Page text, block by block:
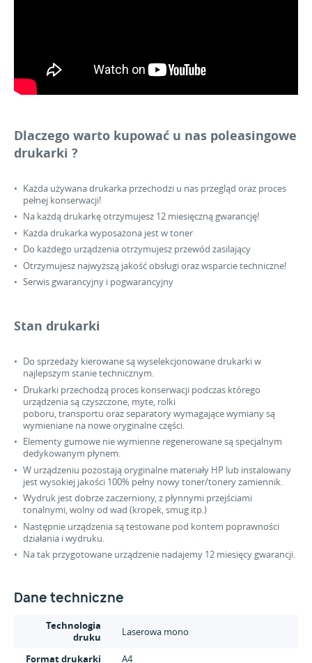
Dlaczego warto kupować u nas poleasingowe
drukarki ?
Każda używana drukarka przechodzi u nas przegląd oraz proces
pełnej konserwacji!
Na każdą drukarkę otrzymujesz 12 miesięczną gwarancję!
Każda drukarka wyposażona jest w toner
Do każdego urządzenia otrzymujesz przewód zasilający
Otrzymujesz najwyższą jakość obsługi oraz wsparcie techniczne!
Serwis gwarancyjny i pogwarancyjny
Stan drukarki
Do sprzedaży kierowane są wyselekcjonowane drukarki w
najlepszym stanie technicznym.
Drukarki przechodzą proces konserwacji podczas którego
urządzenia są czyszczone, myte, rolki
poboru, transportu oraz separatory wymagające wymiany są
wymieniane na nowe oryginalne części.
Elementy gumowe nie wymienne regenerowane są specjalnym
dedykowanym płynem.
W urządzeniu pozostają oryginalne materiały HP lub instalowany
jest wysokiej jakości 100% pełny nowy toner/tonery zamiennik.
Wydruk jest dobrze zaczerniony, z płynnymi przejściami
tonalnymi, wolny od wad (kropek, smug itp.)
Następnie urządzenia są testowane pod kontem poprawności
działania i wydruku.
Na tak przygotowane urządzenie nadajemy 12 miesięcy gwarancji.
Dane techniczne
Technologia
druku
Laserowa mono
Format drukarki
A4